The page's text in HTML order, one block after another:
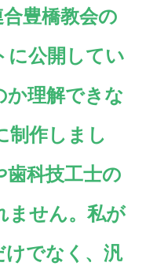
豊橋教会の
に公開してい
か理解できな
制作しまし
歯科技工士の
ません。私が
けでなく、汎